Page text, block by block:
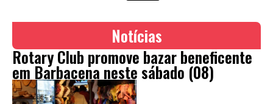
Notícias
Rotary Club promove bazar beneficente
em Barbacena neste sábado (08)